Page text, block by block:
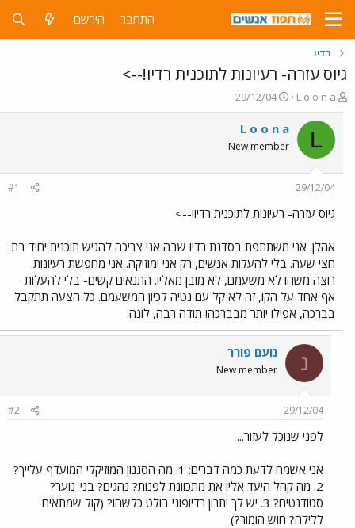
התחבר הירשם
רדיו
גיוס עזרה- רעיונות לתוכנית רדיו!-->
פ
ו
ת
ח
ה
ש
א
L o o n a
פ
ו
ר
ס
ם
ר
29/12/04
L
L o o n a
New member
29/12/04
#1
גיוס עזרה- רעיונות לתוכנית רדיו!-->
אהלן. אני משתתפת בסדנת רדיו שבה אני צריכה להגיש תוכנית יחיד בת
חצי שעה. בלי להעלות אנשים, רק אני ומוזיקה. אני מחפשת רעיונות.
רוצה משהו לא משעמם, לא מובן מאליו. התנאים קשים- בלי להעלות
אף אחד על הקו, זה לא קל עם נטיה לכיון המשעמם. כל הצעה תתקבל
בברכה, אפילו יותר מבברכה! תודה רבה, לונה.
נ נועם פורר
New member
29/12/04
#2
לפני שנוכל לעזור...
אני אשמח לדעת כמה דברים: 1. מה הסגנון המוזיקלי המועדף עלייך?
2. מה קהל היעד אליו את מתכוונת לפנות? נהגים? בני-נוער?
סטודנטים? 3. יש לך יתרון רדיופוני בולט כלשהו? (קול שמתאים
ללילה? חוש הומור?)